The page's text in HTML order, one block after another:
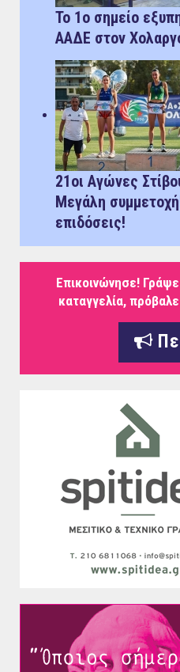
Το 1ο σημείο
ΑΑΔΕ στον
21οι Αγώνες
Μεγάλη
επιδόσεις!
Επικοινώνησε!
καταγγελία,